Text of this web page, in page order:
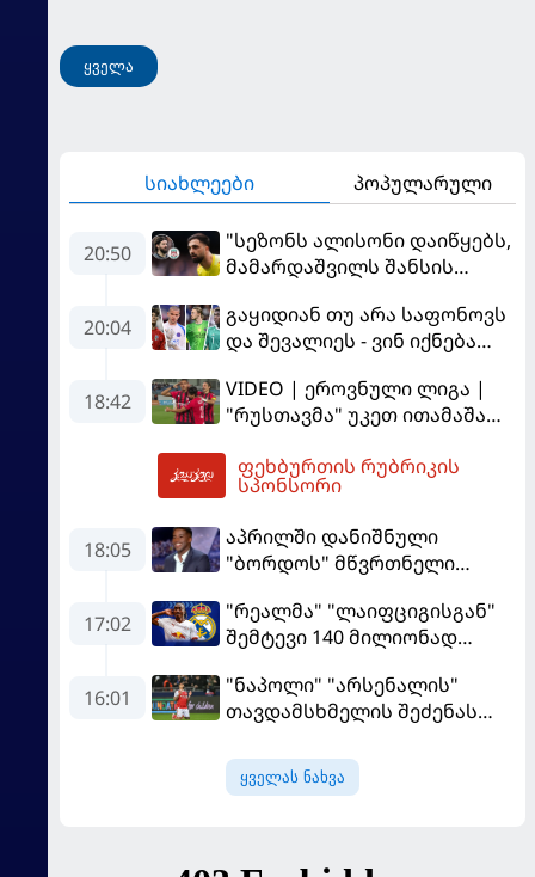
ყველა
სიახლეები პოპულარული
20:50
"სეზონს ალისონი დაიწყებს,
მამარდაშვილს შანსის
მოთმინება სჭირდება,
რომელსაც 100%-ით
"ლივერპულის" ყოფილმა
მეკარემ
20:04
გაყიდიან თუ არა საფონოვს
და შევალიეს - ვინ იქნება
18:42
VIDEO | ეროვნული ლიგა |
"რუსთავმა" უკეთ ითამაშა
მოიგო, "ტორპედომ" გვიან
გაიღვიძა...
ფეხბურთის რუბრიკის
სპონსორი
18:05
აპრილში დანიშნული
"ბორდოს" მწვრთნელი
17:02
"რეალმა" "ლაიფციგისგან"
შემტევი 140 მილიონად
16:01
"ნაპოლი" "არსენალის"
თავდამსხმელის შეძენას
ყველას ნახვა